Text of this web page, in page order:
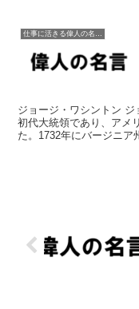
仕事に活きる偉人の名言格言
ジョージ・ワシントン
初代大統領であり、アメ
た。1732年にバージニア